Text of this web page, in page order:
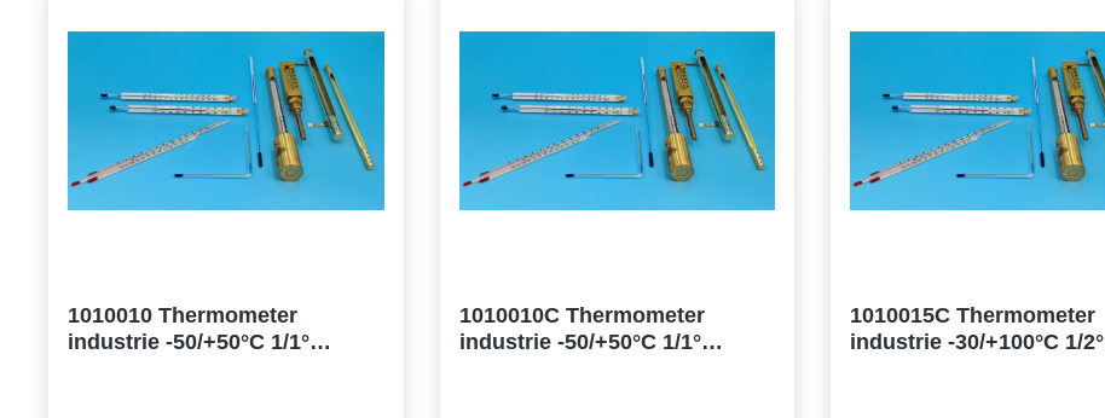
1010010 Thermometer
industrie -50/+50°C 1/1°
1010010C Thermometer
industrie -50/+50°C 1/1°
1010015C Thermometer
industrie -30/+100°C 1/2°